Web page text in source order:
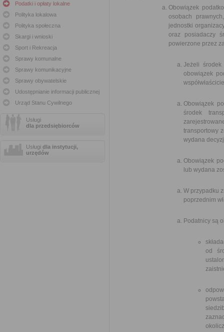
Podatki i opłaty lokalne
Polityka lokalowa
Polityka społeczna
Skargi i wnioski
Sport i Rekreacja
Sprawy komunalne
Sprawy komunikacyjne
Sprawy obywatelskie
Udostępnianie informacji publicznej
Urząd Stanu Cywilnego
Usługi
dla przedsiębiorców
Usługi dla instytucji,
urzędów
Obowiązek
osobach
jednostki
oraz posiadaczy
powierzone przez
Jeżeli środek
obowiązek
Obowiązek
środek
transportowy
wydana
Obowiązek
lub wydana
W przypadku
poprzednim
Podatnicy są
od